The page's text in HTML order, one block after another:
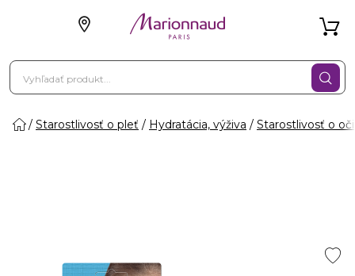
Starostlivosť o pleť Hydratácia, výživa Starostlivosť o oči